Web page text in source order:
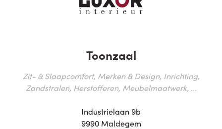
Toonzaal
Zit- & Slaapcomfort, Merken & Design, Inrichting,
Zandstralen, Herstofferen, Meubelmaatwerk, ...
Industrielaan 9b
9990 Maldegem